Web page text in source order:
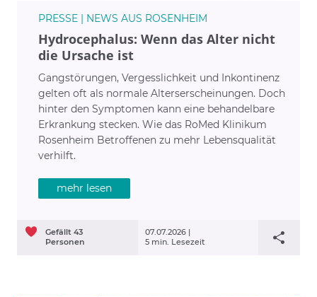
PRESSE | NEWS AUS ROSENHEIM
Hydrocephalus: Wenn das Alter nicht
die Ursache ist
Gangstörungen, Vergesslichkeit und Inkontinenz
gelten oft als normale Alterserscheinungen. Doch
hinter den Symptomen kann eine behandelbare
Erkrankung stecken. Wie das RoMed Klinikum
Rosenheim Betroffenen zu mehr Lebensqualität
verhilft.
mehr lesen
07.07.2026 |
5 min. Lesezeit
Gefällt 43
Personen